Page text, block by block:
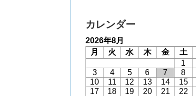
カレンダー
2026年8月
月
火 水 木 金 土
1
3
4 5 6 7 8
10
11 12 13 14 15
17
18 19 20 21 22